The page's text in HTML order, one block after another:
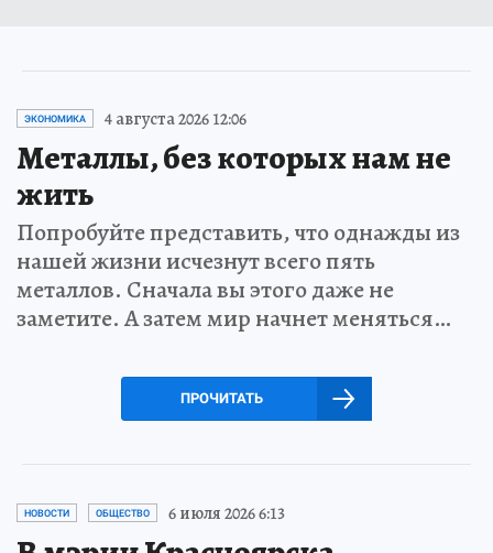
ЭКОНОМИКА 4 августа 2026 12:06
Металлы, без которых нам не
жить
Попробуйте представить, что однажды из
нашей жизни исчезнут всего пять
металлов. Сначала вы этого даже не
заметите. А затем мир начнет меняться…
ПРОЧИТАТЬ
НОВОСТИ ОБЩЕСТВО 6 июля 2026 6:13